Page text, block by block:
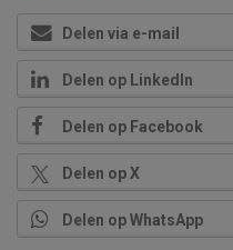
Delen via e-mail
Delen op LinkedIn
Delen op Facebook
Delen op X
Delen op WhatsApp